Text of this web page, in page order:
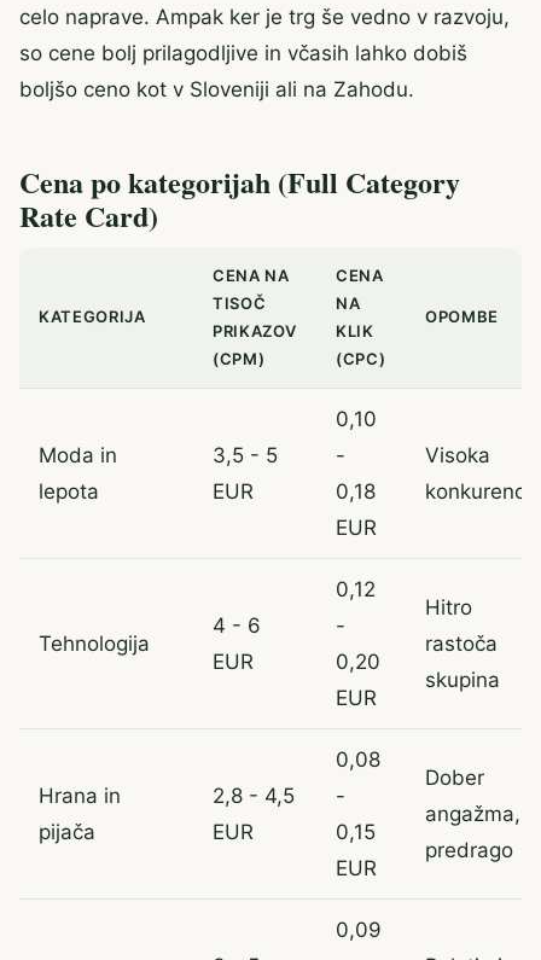
celo naprave. Ampak ker je trg še vedno v razvoju,
so cene bolj prilagodljive in včasih lahko dobiš
boljšo ceno kot v Sloveniji ali na Zahodu.
Cena po kategorijah (Full Category
Rate Card)
KATEGORIJA
CENA NA
TISOČ
PRIKAZOV
(CPM)
CENA
NA
KLIK
(CPC)
OPOMBE
Moda in
lepota
3,5 - 5
EUR
0,10
-
0,18
EUR
Visoka
konkurenca
Tehnologija
4 - 6
EUR
0,12
-
0,20
EUR
Hitro
rastoča
skupina
Hrana in
pijača
2,8 - 4,5
EUR
0,08
-
0,15
EUR
Dober
angažma,
predrago
0,09